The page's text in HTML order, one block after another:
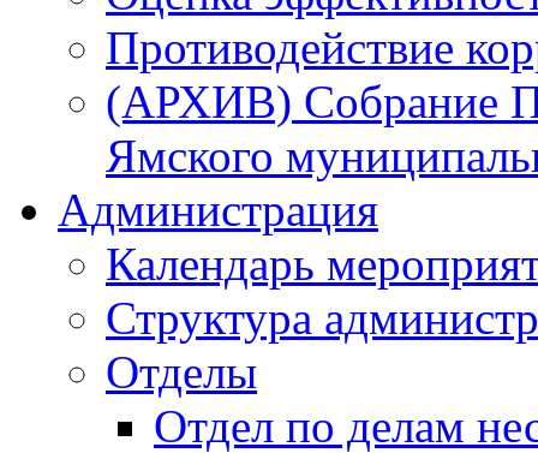
Противодействие
(АРХИВ) Собрание
Ямского
Администрация
Календарь
Структура
Отделы
Отдел по делам